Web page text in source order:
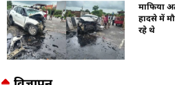
माफिया
हादसे में
रहे थे